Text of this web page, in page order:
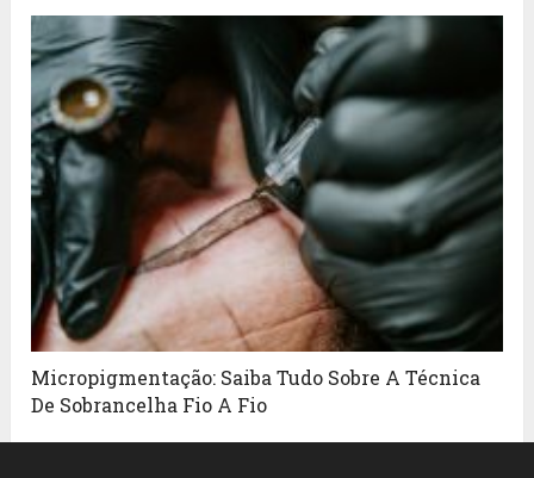
Micropigmentação: Saiba Tudo Sobre A Técnica
De Sobrancelha Fio A Fio